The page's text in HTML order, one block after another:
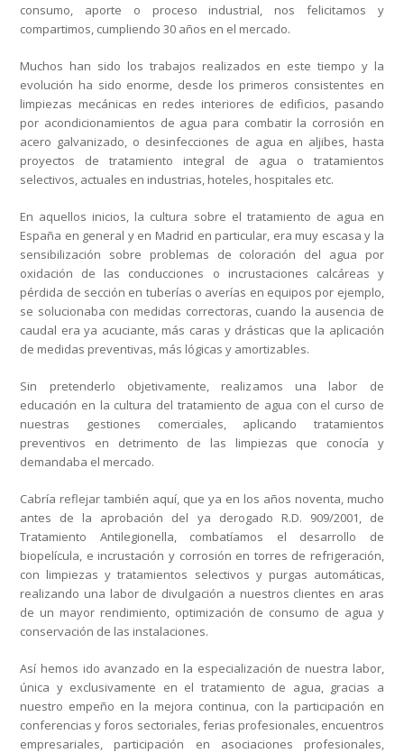
consumo, aporte o proceso industrial, nos felicitamos y
compartimos, cumpliendo 30 años en el mercado.
Muchos han sido los trabajos realizados en este tiempo y la
evolución ha sido enorme, desde los primeros consistentes en
limpiezas mecánicas en redes interiores de edificios, pasando
por acondicionamientos de agua para combatir la corrosión en
acero galvanizado, o desinfecciones de agua en aljibes, hasta
proyectos de tratamiento integral de agua o tratamientos
selectivos, actuales en industrias, hoteles, hospitales etc.
En aquellos inicios, la cultura sobre el tratamiento de agua en
España en general y en Madrid en particular, era muy escasa y la
sensibilización sobre problemas de coloración del agua por
oxidación de las conducciones o incrustaciones calcáreas y
pérdida de sección en tuberías o averías en equipos por ejemplo,
se solucionaba con medidas correctoras, cuando la ausencia de
caudal era ya acuciante, más caras y drásticas que la aplicación
de medidas preventivas, más lógicas y amortizables.
Sin pretenderlo objetivamente, realizamos una labor de
educación en la cultura del tratamiento de agua con el curso de
nuestras gestiones comerciales, aplicando tratamientos
preventivos en detrimento de las limpiezas que conocía y
demandaba el mercado.
Cabría reflejar también aquí, que ya en los años noventa, mucho
antes de la aprobación del ya derogado R.D. 909/2001, de
Tratamiento Antilegionella, combatíamos el desarrollo de
biopelícula, e incrustación y corrosión en torres de refrigeración,
con limpiezas y tratamientos selectivos y purgas automáticas,
realizando una labor de divulgación a nuestros clientes en aras
de un mayor rendimiento, optimización de consumo de agua y
conservación de las instalaciones.
Así hemos ido avanzado en la especialización de nuestra labor,
única y exclusivamente en el tratamiento de agua, gracias a
nuestro empeño en la mejora continua, con la participación en
conferencias y foros sectoriales, ferias profesionales, encuentros
empresariales, participación en asociaciones profesionales,